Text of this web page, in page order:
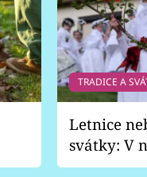
TRADICE A
Letnice
svátky: V
pondělí